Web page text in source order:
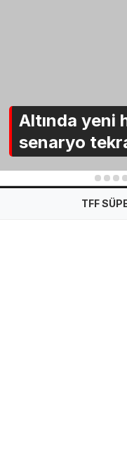
Altında yeni
senaryo
2 3 4
TFF